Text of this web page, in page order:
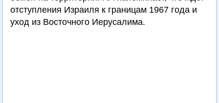
отступления Израиля к границам 1967 года и
уход из Восточного Иерусалима.